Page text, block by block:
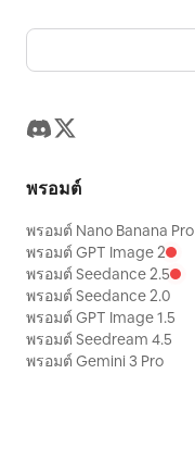
พรอมต์
พรอมต์ Nano Banana Pro
พรอมต์ GPT Image 2
พรอมต์ Seedance 2.5
พรอมต์ Seedance 2.0
พรอมต์ GPT Image 1.5
พรอมต์ Seedream 4.5
พรอมต์ Gemini 3 Pro